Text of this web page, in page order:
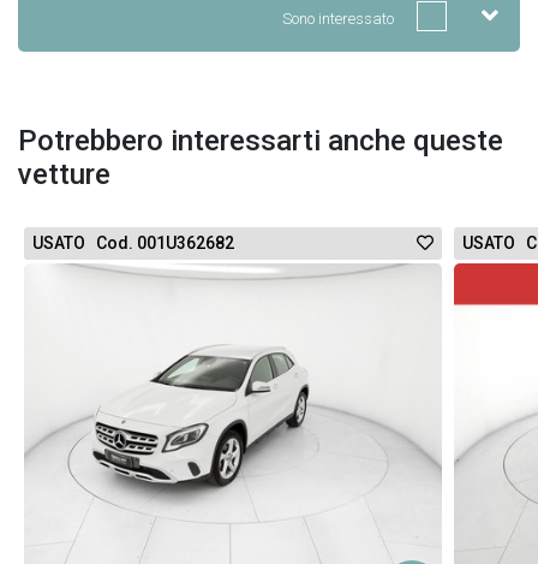
Sono interessato
Potrebbero interessarti anche queste
vetture
USATO Cod. 001U362682 USATO